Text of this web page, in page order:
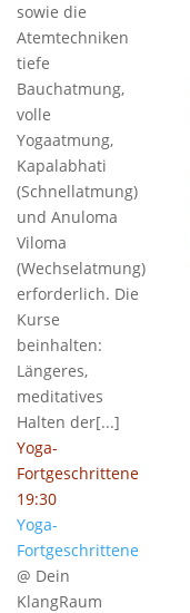
sowie die
Atemtechniken
tiefe
Bauchatmung,
volle
Yogaatmung,
Kapalabhati
(Schnellatmung)
und Anuloma
Viloma
(Wechselatmung)
erforderlich. Die
Kurse
beinhalten:
Längeres,
meditatives
Halten der[...]
Yoga-
Fortgeschrittene
19:30
Yoga-
Fortgeschrittene
@ Dein
KlangRaum